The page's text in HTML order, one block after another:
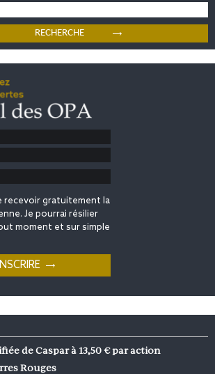
recevoir gratuitement la
Je pourrai résilier
moment et sur simple
de Caspar à 13,50 € par action
Rouges